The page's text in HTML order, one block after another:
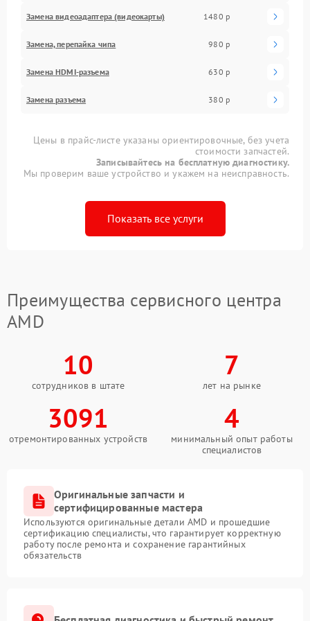
Замена видеоадаптера (видеокарты) 1480 р
Замена, перепайка чипа 980 р
Замена HDMI-разъема 630 р
Замена разъема 380 р
Цены в прайс-листе указаны ориентировочные, без учета
стоимости запчастей.
Записывайтесь на бесплатную диагностику.
Мы проверим ваше устройство и укажем на неисправность.
Показать все услуги
Преимущества сервисного центра
AMD
10
сотрудников в штате
7
лет на рынке
3091
отремонтированных устройств
4
минимальный опыт работы
специалистов
Оригинальные запчасти и
сертифицированные мастера
Используются оригинальные детали AMD и прошедшие
сертификацию специалисты, что гарантирует корректную
работу после ремонта и сохранение гарантийных
обязательств